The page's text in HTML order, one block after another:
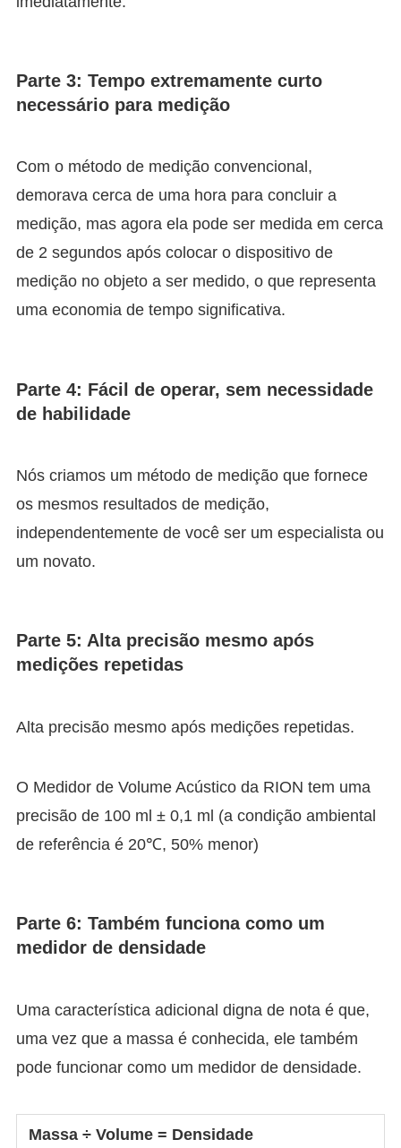
Parte 3: Tempo extremamente curto
necessário para medição
Com o método de medição convencional,
demorava cerca de uma hora para concluir a
medição, mas agora ela pode ser medida em cerca
de 2 segundos após colocar o dispositivo de
medição no objeto a ser medido, o que representa
uma economia de tempo significativa.
Parte 4: Fácil de operar, sem necessidade
de habilidade
Nós criamos um método de medição que fornece
os mesmos resultados de medição,
independentemente de você ser um especialista ou
um novato.
Parte 5: Alta precisão mesmo após
medições repetidas
Alta precisão mesmo após medições repetidas.
O Medidor de Volume Acústico da RION tem uma
precisão de 100 ml ± 0,1 ml (a condição ambiental
de referência é 20℃, 50% menor)
Parte 6: Também funciona como um
medidor de densidade
Uma característica adicional digna de nota é que,
uma vez que a massa é conhecida, ele também
pode funcionar como um medidor de densidade.
Massa ÷ Volume = Densidade